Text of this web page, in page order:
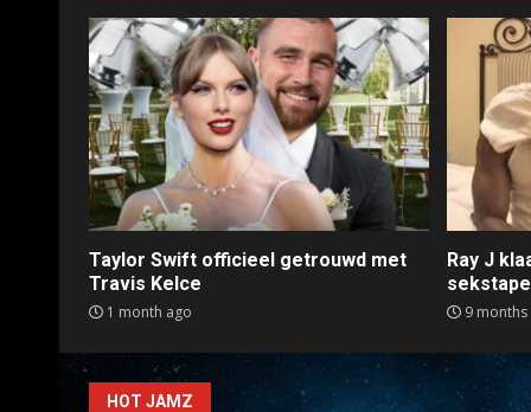
Taylor Swift officieel getrouwd met
Travis Kelce
1 month ago
Ray J
sekstape
9 months
HOT JAMZ